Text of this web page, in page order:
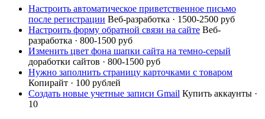
Настроить автоматическое приветственное письмо
после регистрации Веб-разработка · 1500-2500 руб
Настроить форму обратной связи на сайте Веб-
разработка · 800-1500 руб
Изменить цвет фона шапки сайта на темно-серый
доработки сайтов · 800-1500 руб
Нужно заполнить страницу карточками с товаром
Копирайт · 100 рублей
Создать новые учетные записи Gmail Купить аккаунты ·
10